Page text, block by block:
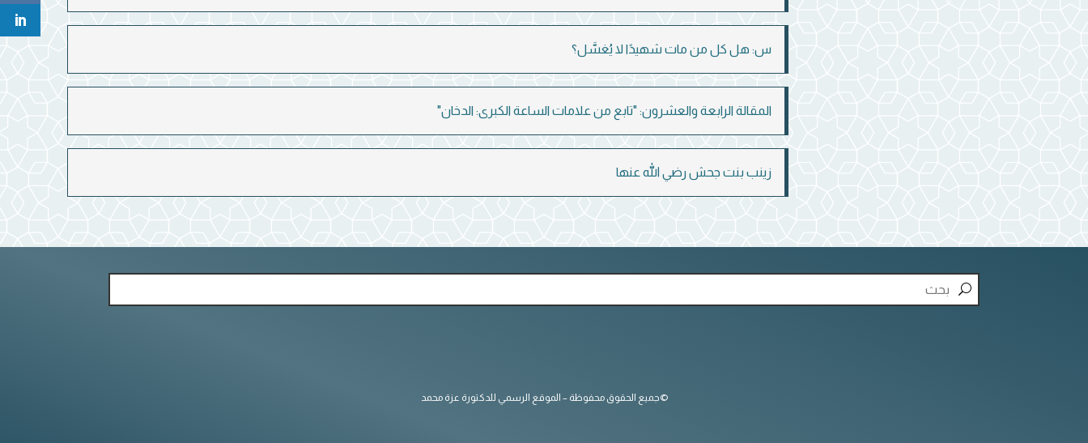
س: هل كل من مات شهيدًا لا يُغسَّل؟
المقالة الرابعة والعشرون: "تابع من علامات الساعة الكبرى: الدخان"
زينب بنت جحش رضي الله عنها
©جميع الحقوق محفوظة – الموقع الرسمي للدكتورة عزة محمد